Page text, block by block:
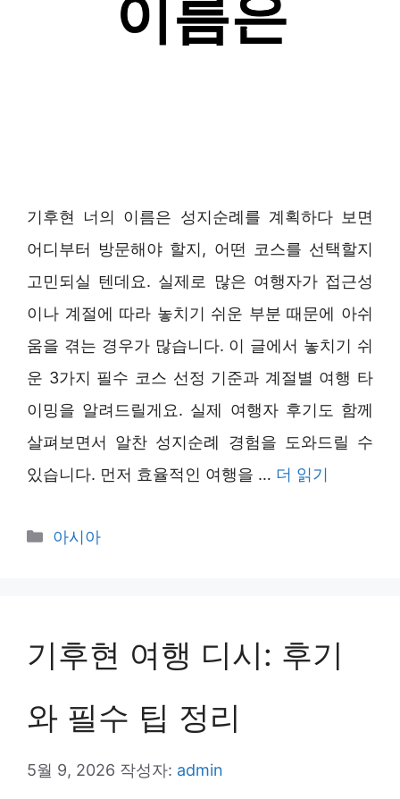
기후현 너의 이름은 성지순례를 계획하다 보면
어디부터 방문해야 할지, 어떤 코스를 선택할지
고민되실 텐데요. 실제로 많은 여행자가 접근성
이나 계절에 따라 놓치기 쉬운 부분 때문에 아쉬
움을 겪는 경우가 많습니다. 이 글에서 놓치기 쉬
운 3가지 필수 코스 선정 기준과 계절별 여행 타
이밍을 알려드릴게요. 실제 여행자 후기도 함께
살펴보면서 알찬 성지순례 경험을 도와드릴 수
있습니다. 먼저 효율적인 여행을 … 더 읽기
카
아시아
기후현 여행 디시: 후기
와 필수 팁 정리
5월 9, 2026 작성자: admin